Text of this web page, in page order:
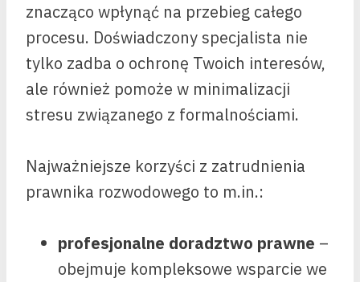
znacząco wpłynąć na przebieg całego
procesu. Doświadczony specjalista nie
tylko zadba o ochronę Twoich interesów,
ale również pomoże w minimalizacji
stresu związanego z formalnościami.
Najważniejsze korzyści z zatrudnienia
prawnika rozwodowego to m.in.:
profesjonalne doradztwo prawne –
obejmuje kompleksowe wsparcie we